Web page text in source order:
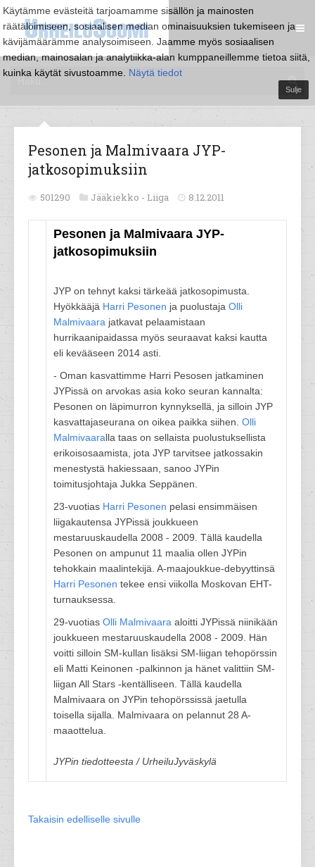
Käytämme evästeitä tarjoamamme sisällön ja mainosten
räätälöimiseen, sosiaalisen median ominaisuuksien tukemiseen ja
kävijämäärämme analysoimiseen. Jaamme myös sosiaalisen
median, mainosalan ja analytiikka-alan kumppaneillemme tietoa siitä,
kuinka käytät sivustoamme. Näytä tiedot
Sulje
Pesonen ja Malmivaara JYP-
jatkosopimuksiin
501290 Jääkiekko - Liiga 8.12.2011
Pesonen ja Malmivaara JYP-
jatkosopimuksiin
JYP on tehnyt kaksi tärkeää jatkosopimusta.
Hyökkääjä Harri Pesonen ja puolustaja Olli
Malmivaara jatkavat pelaamistaan
hurrikaanipaidassa myös seuraavat kaksi kautta
eli kevääseen 2014 asti.
- Oman kasvattimme Harri Pesosen jatkaminen
JYPissä on arvokas asia koko seuran kannalta:
Pesonen on läpimurron kynnyksellä, ja silloin JYP
kasvattajaseurana on oikea paikka siihen. Olli
Malmivaaralla taas on sellaista puolustuksellista
erikoisosaamista, jota JYP tarvitsee jatkossakin
menestystä hakiessaan, sanoo JYPin
toimitusjohtaja Jukka Seppänen.
23-vuotias Harri Pesonen pelasi ensimmäisen
liigakautensa JYPissä joukkueen
mestaruuskaudella 2008 - 2009. Tällä kaudella
Pesonen on ampunut 11 maalia ollen JYPin
tehokkain maalintekijä. A-maajoukkue-debyyttinsä
Harri Pesonen tekee ensi viikolla Moskovan EHT-
turnauksessa.
29-vuotias Olli Malmivaara aloitti JYPissä niinikään
joukkueen mestaruuskaudella 2008 - 2009. Hän
voitti silloin SM-kullan lisäksi SM-liigan tehopörssin
eli Matti Keinonen -palkinnon ja hänet valittiin SM-
liigan All Stars -kentälliseen. Tällä kaudella
Malmivaara on JYPin tehopörssissä jaetulla
toisella sijalla. Malmivaara on pelannut 28 A-
maaottelua.
JYPin tiedotteesta / UrheiluJyväskylä
Takaisin edelliselle sivulle